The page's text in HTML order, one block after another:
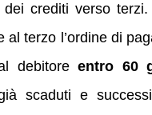
dei crediti verso terzi.
al terzo l’ordine di
debitoreentro 60
scaduti e